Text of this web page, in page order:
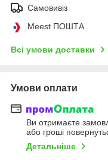
Самовивіз
Meest ПОШТА
Всі умови доставки
Умови оплати
Ви отримаєте
або гроші
Детальніше